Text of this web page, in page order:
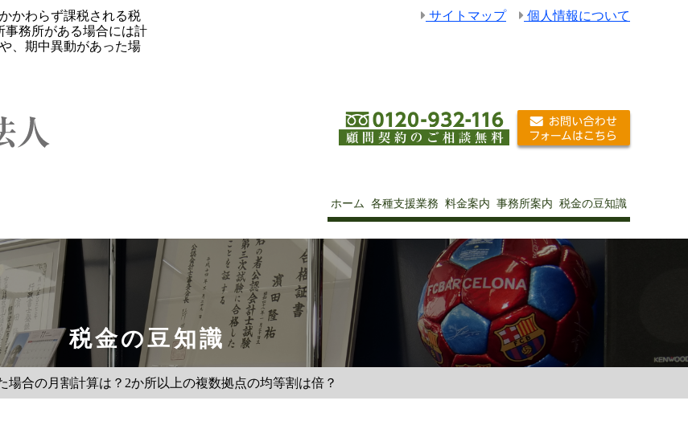
かわらず課税される税
事務所がある場合には計
、期中異動があった場
サイトマップ 個人情報について
ホーム 各種支援業務 料金案内 事務所案内 税金の豆知識
税金の豆知識
場合の月割計算は？2か所以上の複数拠点の均等割は倍？